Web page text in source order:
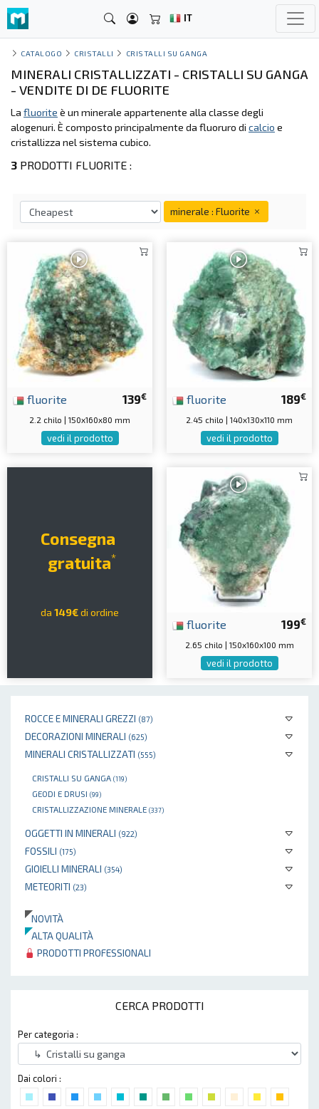
IT
ROCCE E MINERALI GREZZI (87)
DECORAZIONI MINERALI (625)
MINERALI CRISTALLIZZATI (555)
CRISTALLI SU GANGA (119)
GEODI E DRUSI (99)
CRISTALLIZZAZIONE MINERALE (337)
OGGETTI IN MINERALI (922)
FOSSILI (175)
GIOIELLI MINERALI (354)
METEORITI (23)
NOVITÀ
ALTA QUALITÀ
PRODOTTI PROFESSIONALI
CERCA PRODOTTI
Per categoria :
Dai colori :
CATALOGO CRISTALLI CRISTALLI SU GANGA
MINERALI CRISTALLIZZATI - CRISTALLI SU GANGA
- VENDITE DI DE FLUORITE
La fluorite è un minerale appartenente alla classe degli
alogenuri. È composto principalmente da fluoruro di calcio e
cristallizza nel sistema cubico.
3 PRODOTTI FLUORITE :
minerale : Fluorite
139€
fluorite
2.2 chilo | 150x160x80 mm
vedi il prodotto
189€
fluorite
2.45 chilo | 140x130x110 mm
vedi il prodotto
Consegna
gratuita*
da 149€di ordine
199€
fluorite
2.65 chilo | 150x160x100 mm
vedi il prodotto